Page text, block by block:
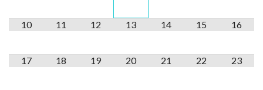
10 11 12 13 14 15 16
17 18 19 20 21 22 23